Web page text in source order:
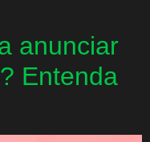
anunciar
Entenda